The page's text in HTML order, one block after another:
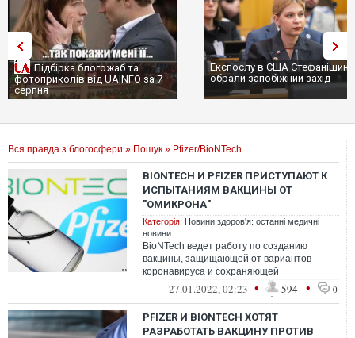
Підбірка блогожаб та
фотоприколів від UAINFO за 7
серпня
Експослу в США
обрали запобіжний захід
Вся правда з блогосфери » Пошук » Pfizer/BioNTech
BIONTECH И PFIZER ПРИСТУПАЮТ К
ИСПЫТАНИЯМ ВАКЦИНЫ ОТ
"ОМИКРОНА"
Категорія: Новини здоров'я: останні медичні
новини
BioNTech ведет работу по созданию
вакцины, защищающей от вариантов
коронавируса и сохраняющей
эффективность на долгое время.
27.01.2022, 02:23 • 594 • 0
PFIZER И BIONTECH ХОТЯТ
РАЗРАБОТАТЬ ВАКЦИНУ ПРОТИВ